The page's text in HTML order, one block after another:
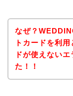
なぜ？
トカードを利
ドが使えない
た！！